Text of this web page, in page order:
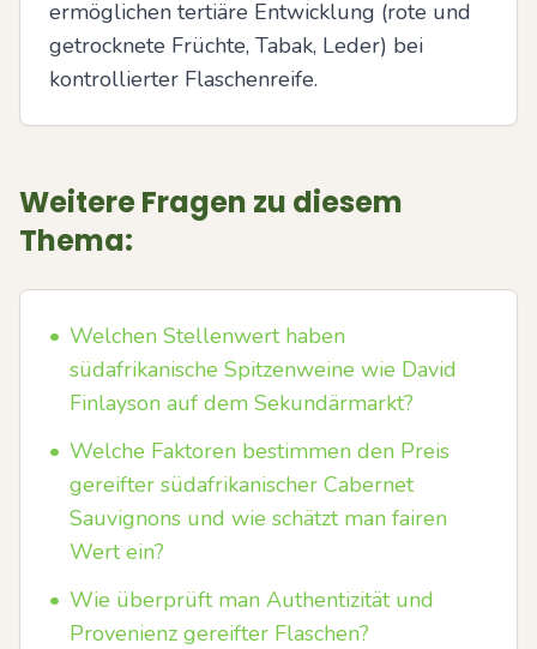
ermöglichen tertiäre Entwicklung (rote und
getrocknete Früchte, Tabak, Leder) bei
kontrollierter Flaschenreife.
Weitere Fragen zu diesem
Thema:
• Welchen Stellenwert haben
südafrikanische Spitzenweine wie David
Finlayson auf dem Sekundärmarkt?
• Welche Faktoren bestimmen den Preis
gereifter südafrikanischer Cabernet
Sauvignons und wie schätzt man fairen
Wert ein?
• Wie überprüft man Authentizität und
Provenienz gereifter Flaschen?